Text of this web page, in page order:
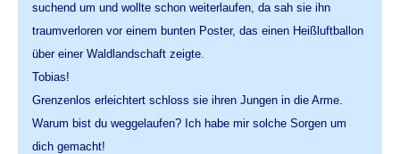
suchend um und wollte schon weiterlaufen, da sah sie ihn 
traumverloren vor einem bunten Poster, das einen Heißluftballon
über einer Waldlandschaft zeigte.
Tobias!
Grenzenlos erleichtert schloss sie ihren Jungen in die Arme.
Warum bist du weggelaufen? Ich habe mir solche Sorgen um
dich gemacht!